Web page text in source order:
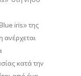
iris» της
κατά την